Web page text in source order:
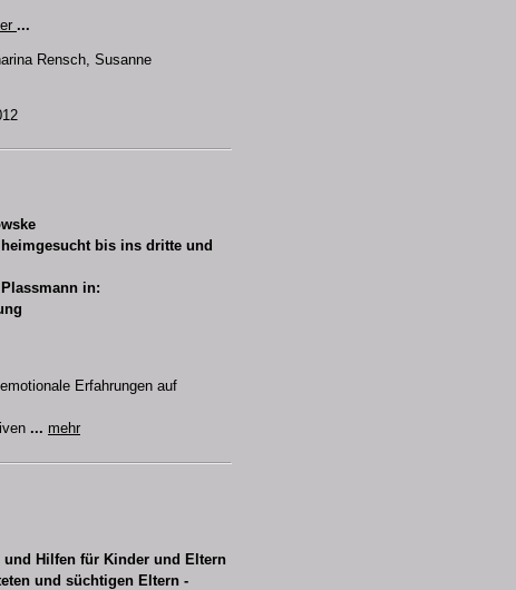
...
Rensch, Susanne
bis ins dritte und
in:
Erfahrungen auf
... mehr
Hilfen für Kinder und Eltern
und süchtigen Eltern -